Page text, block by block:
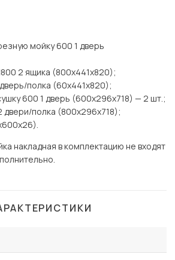
мойку 600 1 дверь
2 ящика (800х441х820);
полка (60х441х820);
600 1 дверь (600х296х718) — 2 шт.;
двери/полка (800х296х718);
накладная в комплектацию не входят